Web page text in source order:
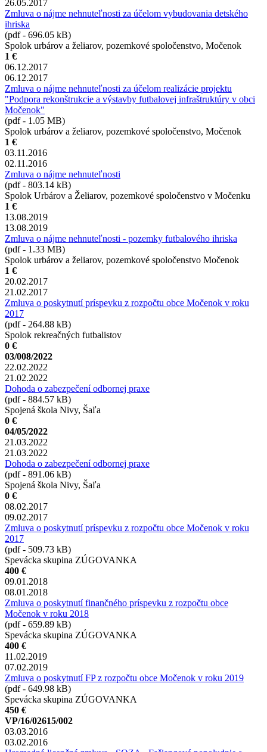
26.05.2017
Zmluva o nájme nehnuteľnosti za účelom vybudovania detského
ihriska
(pdf - 696.05 kB)
Spolok urbárov a želiarov, pozemkové spoločenstvo, Močenok
1 €
06.12.2017
06.12.2017
Zmluva o nájme nehnuteľnosti za účelom realizácie projektu
"Podpora rekonštrukcie a výstavby futbalovej infraštruktúry v obci
Močenok"
(pdf - 1.05 MB)
Spolok urbárov a želiarov, pozemkové spoločenstvo, Močenok
1 €
03.11.2016
02.11.2016
Zmluva o nájme nehnuteľnosti
(pdf - 803.14 kB)
Spolok Urbárov a Želiarov, pozemkové spoločenstvo v Močenku
1 €
13.08.2019
13.08.2019
Zmluva o nájme nehnuteľnosti - pozemky futbalového ihriska
(pdf - 1.33 MB)
Spolok urbárov a želiarov, pozemkové spoločenstvo Močenok
1 €
20.02.2017
21.02.2017
Zmluva o poskytnutí príspevku z rozpočtu obce Močenok v roku
2017
(pdf - 264.88 kB)
Spolok rekreačných futbalistov
0 €
03/008/2022
22.02.2022
21.02.2022
Dohoda o zabezpečení odbornej praxe
(pdf - 884.57 kB)
Spojená škola Nivy, Šaľa
0 €
04/05/2022
21.03.2022
21.03.2022
Dohoda o zabezpečení odbornej praxe
(pdf - 891.06 kB)
Spojená škola Nivy, Šaľa
0 €
08.02.2017
09.02.2017
Zmluva o poskytnutí príspevku z rozpočtu obce Močenok v roku
2017
(pdf - 509.73 kB)
Spevácka skupina ZÚGOVANKA
400 €
09.01.2018
08.01.2018
Zmluva o poskytnutí finančného príspevku z rozpočtu obce
Močenok v roku 2018
(pdf - 659.89 kB)
Spevácka skupina ZÚGOVANKA
400 €
11.02.2019
07.02.2019
Zmluva o poskytnutí FP z rozpočtu obce Močenok v roku 2019
(pdf - 649.98 kB)
Spevácka skupina ZÚGOVANKA
450 €
VP/16/02615/002
03.03.2016
03.02.2016